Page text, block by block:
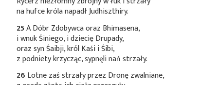
na hufce króla napadł Judhiszthiry.
25A Dóbr Zdobywca oraz Bhimasena,
i wnuk Śiniego, i dziecię Drupady,
oraz syn Śaibji, król Kaśi i Śibi,
z podniety krzycząc, sypnęli nań strzały.
26 Lotne zaś strzały przez Dronę zwalniane,